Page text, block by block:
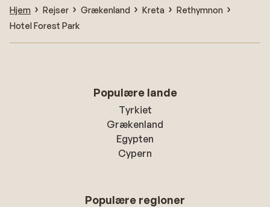
Hjem Rejser Grækenland Kreta
Rethymnon
Hotel Forest Park
Populære lande
Tyrkiet
Grækenland
Egypten
Cypern
Populære regioner